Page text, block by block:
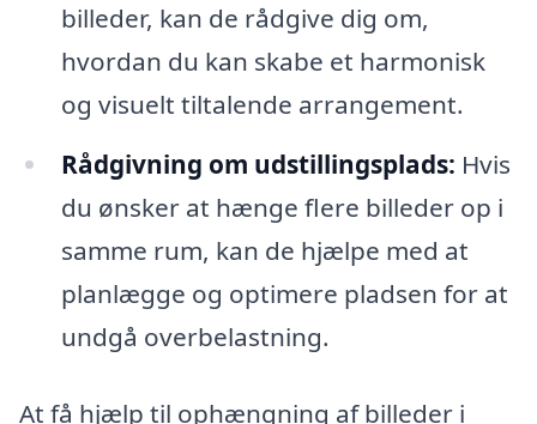
billeder, kan de rådgive dig om,
hvordan du kan skabe et harmonisk
og visuelt tiltalende arrangement.
Rådgivning om udstillingsplads: Hvis
du ønsker at hænge flere billeder op i
samme rum, kan de hjælpe med at
planlægge og optimere pladsen for at
undgå overbelastning.
At få hjælp til ophængning af billeder i